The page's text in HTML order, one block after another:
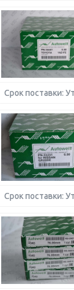
Срок поставки:
Срок поставки: